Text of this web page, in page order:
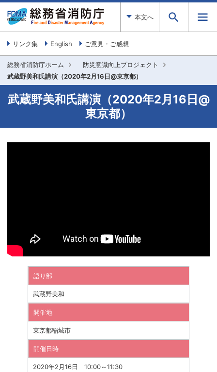
本文へ
リンク集 English ご意見・ご感想
総務省消防庁ホーム
防災意識向上プロジェクト
武蔵野美和氏講演（2020年2月16日@東京都）
武蔵野美和氏講演（2020年2月16日@
東京都）
語り部
武蔵野美和
開催地
東京都稲城市
開催日時
2020年2月16日 10:00～11:30